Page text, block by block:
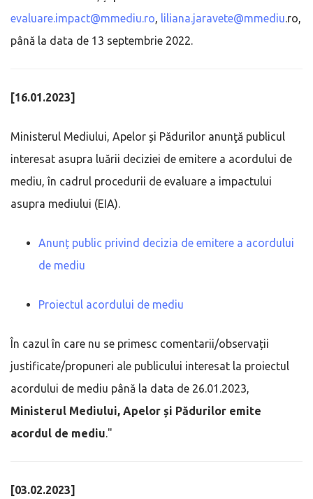
evaluare.impact@mmediu.ro, liliana.jaravete@mmediu.ro,
până la data de 13 septembrie 2022.
[16.01.2023]
Ministerul Mediului, Apelor și Pădurilor anunţă publicul
interesat asupra luării deciziei de emitere a acordului de
mediu, în cadrul procedurii de evaluare a impactului
asupra mediului (EIA).
Anunț public privind decizia de emitere a acordului
de mediu
Proiectul acordului de mediu
În cazul în care nu se primesc comentarii/observații
justificate/propuneri ale publicului interesat la proiectul
acordului de mediu până la data de 26.01.2023,
Ministerul Mediului, Apelor și Pădurilor emite
acordul de mediu."
[03.02.2023]